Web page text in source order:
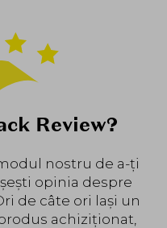
Review?
nostru de a-ți
opinia despre
de câte ori lași un
achiziționat,